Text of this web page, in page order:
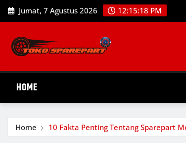
Skip
to
Jumat, 7 Agustus 2026 12:15:19 PM
HOME
Home 10 Fakta Penting Tentang Sparepart